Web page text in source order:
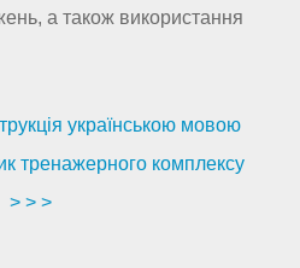
а також використання
українською мовою
тренажерного комплексу
> > >